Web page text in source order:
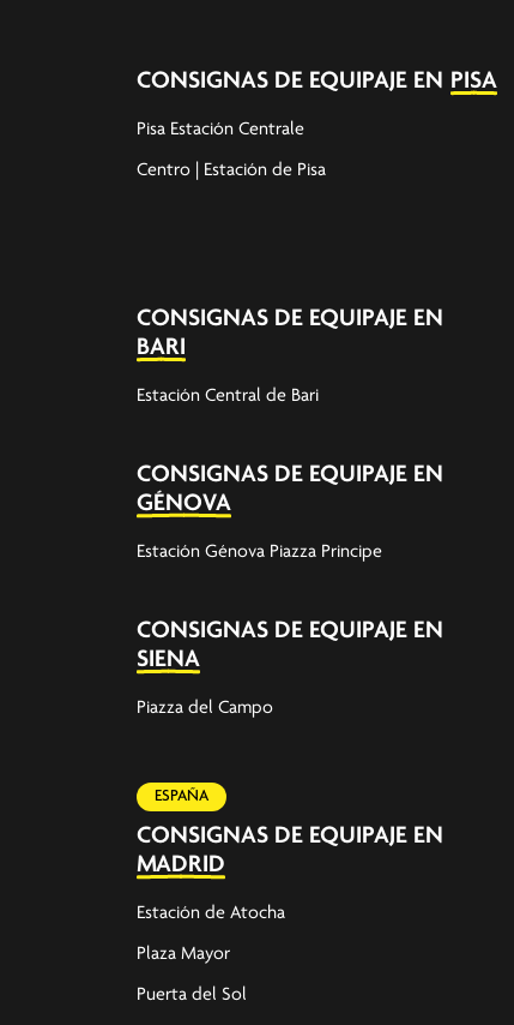
CONSIGNAS DE EQUIPAJE EN PISA
Pisa Estación Centrale
Centro | Estación de Pisa
CONSIGNAS DE EQUIPAJE EN
BARI
Estación Central de Bari
CONSIGNAS DE EQUIPAJE EN
GÉNOVA
Estación Génova Piazza Principe
CONSIGNAS DE EQUIPAJE EN
SIENA
Piazza del Campo
ESPAÑA
CONSIGNAS DE EQUIPAJE EN
MADRID
Estación de Atocha
Plaza Mayor
Puerta del Sol